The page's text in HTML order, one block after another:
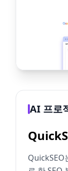
AI 프로
QuickSEO